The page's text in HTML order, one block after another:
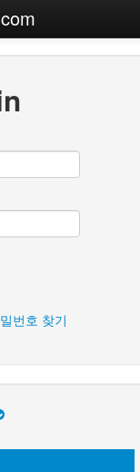
번호 찾기